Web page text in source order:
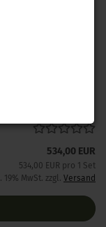
534,00 EUR
534,00 EUR pro 1 Set
19% MwSt. zzgl. Versand